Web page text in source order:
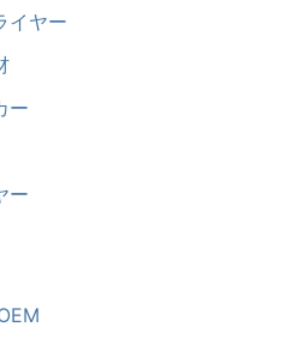
イヤー
ー
ー